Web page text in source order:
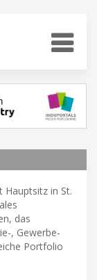
Hauptsitz in St.
das
, Gewerbe-
Portfolio